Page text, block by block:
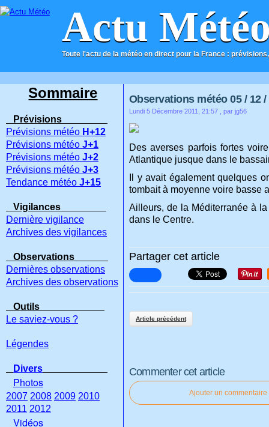
Actu
Toute l'actu de la météo en direct pour la France :
ACCUEIL CONTACT
Observations météo 05 / 12 /
Lundi 5 Décembre 2011, 21:57 , par jg56
Des averses parfois fortes
Atlantique jusque dans le
Il y avait également quelques
tombait à moyenne voire basse
Ailleurs, de la Méditerranée à
dans le Centre.
Partager cet article
Article précédent
Commenter cet article
Ajouter un commentaire
Sommaire
Prévisions
Prévisions météo H+12
Prévisions météo J+1
Prévisions météo J+2
Prévisions météo J+3
Tendance météo J+15
Vigilances
Dernière vigilance
Archives des vigilances
Observations
Dernières observations
Archives des observations
Outils
Le saviez-vous ?
Légendes
Divers
Photos
2007 2008 2009 2010
2011 2012
Vidéos